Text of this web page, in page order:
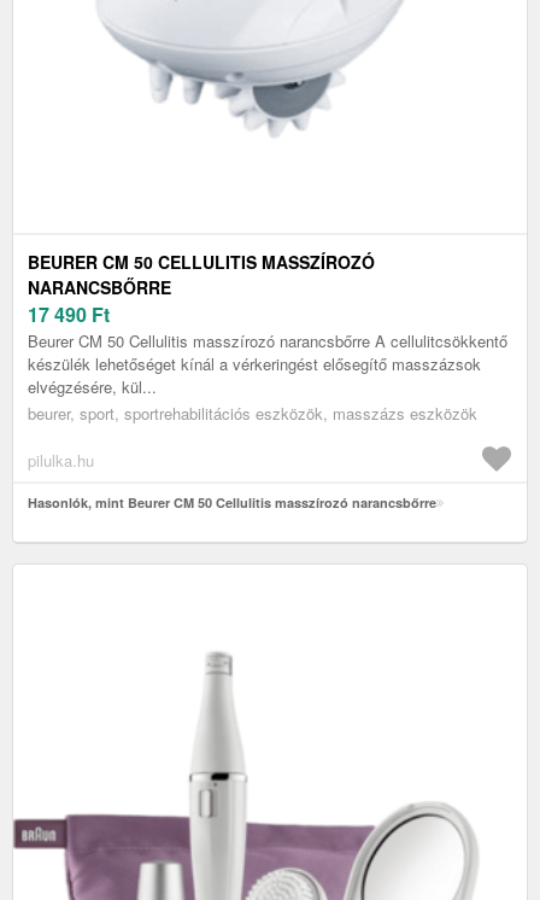
BEURER CM 50 CELLULITIS MASSZÍROZÓ
NARANCSBŐRRE
17 490 Ft
Beurer CM 50 Cellulitis masszírozó narancsbőrre A cellulitcsökkentő
készülék lehetőséget kínál a vérkeringést elősegítő masszázsok
elvégzésére, kül...
beurer, sport, sportrehabilitációs eszközök, masszázs eszközök
pilulka.hu
Hasonlók, mint Beurer CM 50 Cellulitis masszírozó narancsbőrre